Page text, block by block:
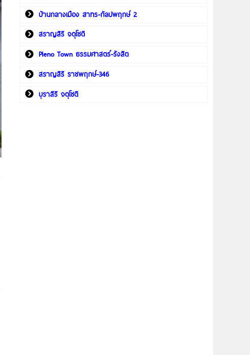
บ้านกลางเมือง สาทร-กัลปพฤกษ์ 2
สราญสิริ จตุโชติ
Pleno Town ธรรมศาสตร์-รังสิต
สราญสิริ ราชพฤกษ์-346
บุราสิริ จตุโชติ